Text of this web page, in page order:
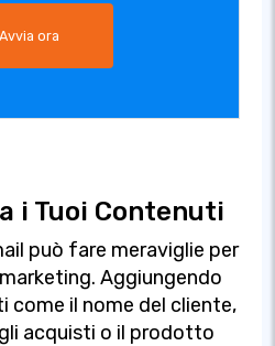
Avvia ora
i Tuoi Contenuti
può fare meraviglie per
Aggiungendo
come il nome del cliente,
acquisti o il prodotto